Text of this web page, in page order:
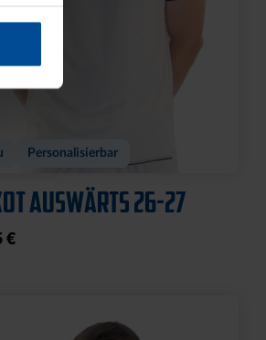
Personalisierbar
AUSWÄRTS 26-27
€